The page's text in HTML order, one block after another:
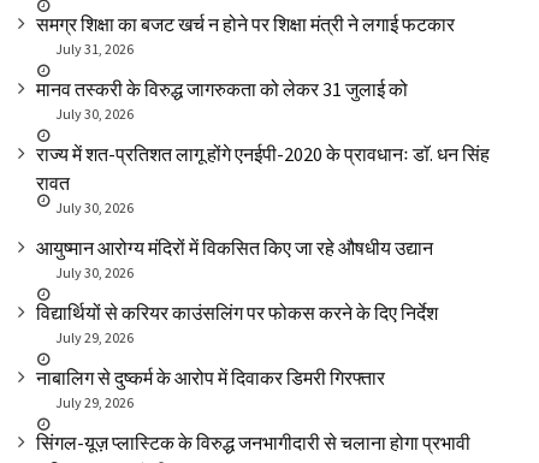
समग्र शिक्षा का बजट खर्च न होने पर शिक्षा मंत्री ने लगाई फटकार
July 31, 2026
मानव तस्करी के विरुद्ध जागरुकता को लेकर 31 जुलाई को
July 30, 2026
राज्य में शत-प्रतिशत लागू होंगे एनईपी-2020 के प्रावधानः डाॅ. धन सिंह
रावत
July 30, 2026
आयुष्मान आरोग्य मंदिरों में विकसित किए जा रहे औषधीय उद्यान
July 30, 2026
विद्यार्थियों से करियर काउंसलिंग पर फोकस करने के दिए निर्देश
July 29, 2026
नाबालिग से दुष्कर्म के आरोप में दिवाकर डिमरी गिरफ्तार
July 29, 2026
सिंगल-यूज़ प्लास्टिक के विरुद्ध जनभागीदारी से चलाना होगा प्रभावी